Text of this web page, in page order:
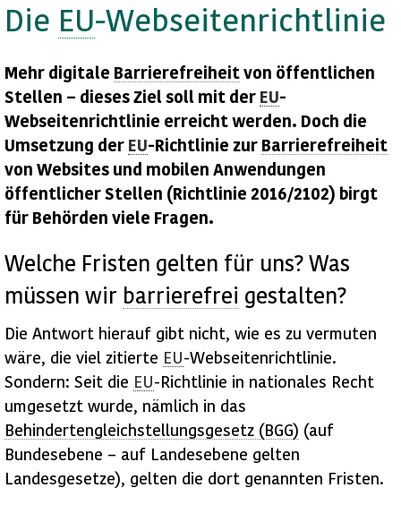
Die EU-Webseitenrichtlinie
Mehr digitale Barrierefreiheitvon öffentlichen
Stellen – dieses Ziel soll mit der EU-
Webseitenrichtlinie erreicht werden. Doch die
Umsetzung der EU-Richtlinie zur Barrierefreiheit
von Websites und mobilen Anwendungen
öffentlicher Stellen (Richtlinie 2016/2102) birgt
für Behörden viele Fragen.
Welche Fristen gelten für uns? Was
müssen wir barrierefrei gestalten?
Die Antwort hierauf gibt nicht, wie es zu vermuten
wäre, die viel zitierte EU-Webseitenrichtlinie.
Sondern: Seit die EU-Richtlinie in nationales Recht
umgesetzt wurde, nämlich in das
Behindertengleichstellungsgesetz (BGG) (auf
Bundesebene – auf Landesebene gelten
Landesgesetze), gelten die dort genannten Fristen.